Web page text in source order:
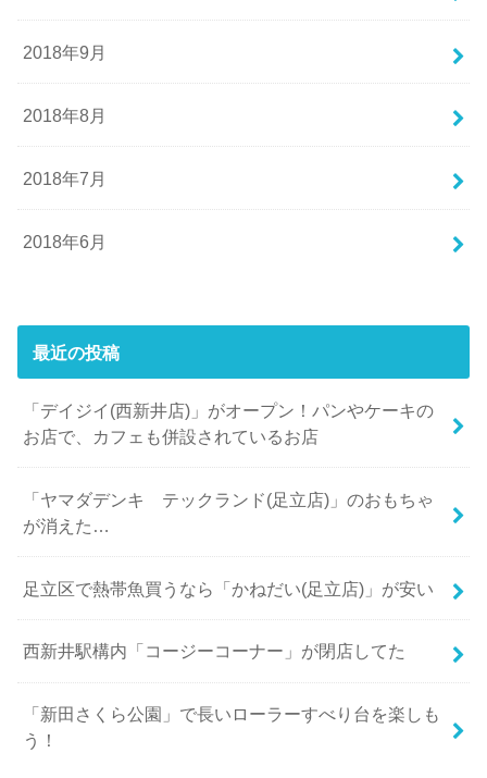
2018年9月
2018年8月
2018年7月
2018年6月
最近の投稿
「デイジイ(西新井店)」がオープン！パンやケーキの
お店で、カフェも併設されているお店
「ヤマダデンキ テックランド(足立店)」のおもちゃ
が消えた…
足立区で熱帯魚買うなら「かねだい(足立店)」が安い
西新井駅構内「コージーコーナー」が閉店してた
「新田さくら公園」で長いローラーすべり台を楽しも
う！